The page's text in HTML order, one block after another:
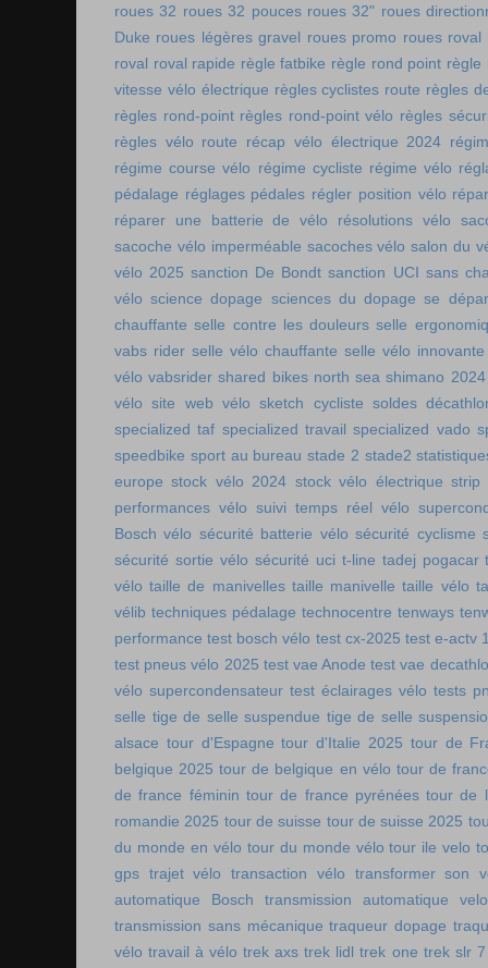
roues 32 roues 32 pouces roues 32" roues
Duke roues légères gravel roues promo roues roval
roval roval rapide règle fatbike règle rond point règle
vitesse vélo électrique règles cyclistes route règles
règles rond-point règles rond-point vélo règles
règles vélo route
récap vélo électrique 2024
régime course vélo régime cycliste régime vélo
pédalage réglages pédales régler position vélo
réparer une batterie de vélo
résolutions vélo
sacoche vélo imperméable sacoches vélo salon du
vélo 2025 sanction De Bondt sanction UCI sans
vélo science dopage sciences du dopage se
chauffante selle contre les douleurs selle
vabs rider selle vélo chauffante selle vélo innovante
vélo vabsrider shared bikes north sea shimano 2024
vélo site web vélo sketch cycliste soldes
specialized taf specialized travail specialized vado
speedbike sport au bureau stade 2 stade2
europe stock vélo 2024 stock vélo électrique strip
performances vélo suivi temps réel vélo
Bosch vélo sécurité batterie vélo sécurité cyclisme
sécurité sortie vélo sécurité uci t-line tadej pogacar
vélo taille de manivelles taille manivelle taille vélo
vélib techniques pédalage technocentre tenways
performance test bosch vélo test cx-2025 test e-actv
test pneus vélo 2025 test vae Anode test vae
vélo supercondensateur test éclairages vélo tests
selle tige de selle suspendue tige de selle
alsace tour d'Espagne tour d'Italie 2025 tour de
belgique 2025 tour de belgique en vélo tour de
de france féminin tour de france pyrénées tour de
romandie 2025 tour de suisse tour de suisse 2025
du monde en vélo tour du monde vélo tour ile velo
gps trajet vélo transaction vélo
transformer son
automatique Bosch
transmission automatique
transmission sans mécanique traqueur dopage
vélo travail à vélo trek axs trek lidl trek one trek slr 7